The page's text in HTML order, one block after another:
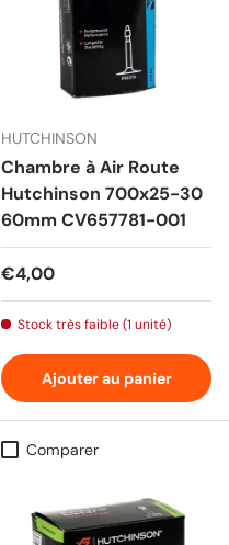
HUTCHINSON
Chambre à Air Route
Hutchinson 700x25-30
60mm CV657781-001
Prix habituel
€4,00
Stock très faible (1 unité)
Ajouter au panier
Comparer